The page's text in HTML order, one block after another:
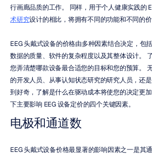
行画廊品质的工作。 同样，用于个人健康实践的
术研究设计的相比，将拥有不同的功能和不同的价
EEG 头戴式设备的价格由多种因素结合决定，包
数据的质量、软件的复杂程度以及其整体设计。
您弄清楚哪款设备最合适您的目标和您的预算。
的开发人员、从事认知状态研究的研究人员，还
到好奇，了解是什么在驱动成本将使您的决定更
下主要影响 EEG 设备定价的四个关键因素。
电极和通道数
EEG 头戴式设备价格最显著的影响因素之一是其